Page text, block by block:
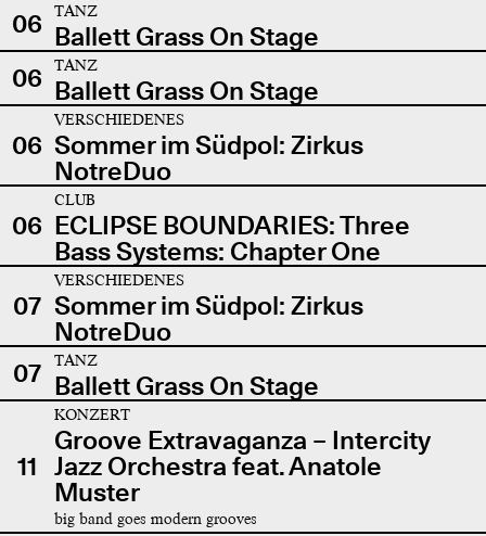
06
TANZ
Ballett Grass On Stage
06
TANZ
Ballett Grass On Stage
06
VERSCHIEDENES
Sommer im Südpol: Zirkus
NotreDuo
06
CLUB
ECLIPSE BOUNDARIES: Three
Bass Systems: Chapter One
07
VERSCHIEDENES
Sommer im Südpol: Zirkus
NotreDuo
07
TANZ
Ballett Grass On Stage
11
KONZERT
Groove Extravaganza – Intercity
Jazz Orchestra feat. Anatole
Muster
big band goes modern grooves